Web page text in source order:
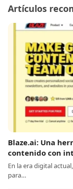
Artículos
Blaze.ai: Una
contenido con
En la era digital
para…